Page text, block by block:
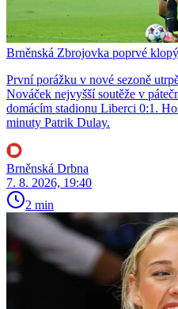
Brněnská Zbrojovka poprvé
První porážku v nové sezoně
Nováček nejvyšší soutěže v
domácím stadionu Liberci 0:1.
minuty Patrik Dulay.
Brněnská Drbna
7. 8. 2026, 19:40
2 min